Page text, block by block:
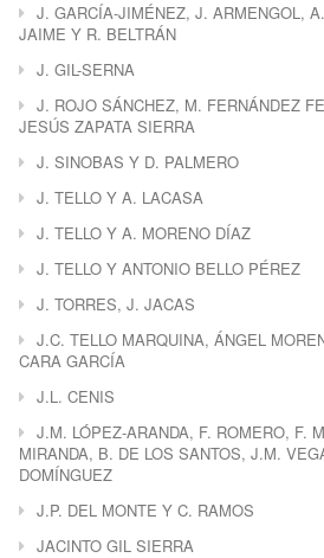
J. GARCÍA-JIMÉNEZ, J. ARMENGOL,
JAIME Y R. BELTRÁN
J. GIL-SERNA
J. ROJO SÁNCHEZ, M. FERNÁNDEZ
JESÚS ZAPATA SIERRA
J. SINOBAS Y D. PALMERO
J. TELLO Y A. LACASA
J. TELLO Y A. MORENO DÍAZ
J. TELLO Y ANTONIO BELLO PÉREZ
J. TORRES, J. JACAS
J.C. TELLO MARQUINA, ÁNGEL
CARA GARCÍA
J.L. CENIS
J.M. LÓPEZ-ARANDA, F. ROMERO, F.
MIRANDA, B. DE LOS SANTOS, J.M.
DOMÍNGUEZ
J.P. DEL MONTE Y C. RAMOS
JACINTO GIL SIERRA